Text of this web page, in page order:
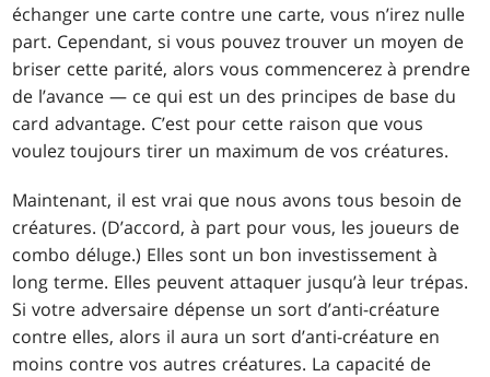
échanger une carte contre une carte, vous n’irez nulle
part. Cependant, si vous pouvez trouver un moyen de
briser cette parité, alors vous commencerez à prendre
de l’avance — ce qui est un des principes de base du
card advantage. C’est pour cette raison que vous
voulez toujours tirer un maximum de vos créatures.
Maintenant, il est vrai que nous avons tous besoin de
créatures. (D’accord, à part pour vous, les joueurs de
combo déluge.) Elles sont un bon investissement à
long terme. Elles peuvent attaquer jusqu’à leur trépas.
Si votre adversaire dépense un sort d’anti-créature
contre elles, alors il aura un sort d’anti-créature en
moins contre vos autres créatures. La capacité de